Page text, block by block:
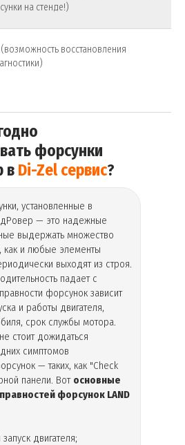
на стенде!)
восстановления
форсунки
в Di-Zel сервис?
установленные в
— это надежные
выдержать множество
как и любые элементы
выходят из строя.
падает с
форсунок зависит
и работы двигателя,
срок службы мотора.
стоит дожидаться
симптомов
— таких, как "Check
панели. Вот основные
форсунок LAND
двигателя;